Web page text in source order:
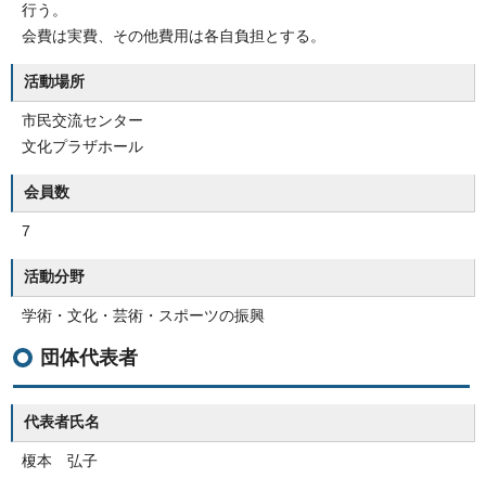
行う。
会費は実費、その他費用は各自負担とする。
活動場所
市民交流センター
文化プラザホール
会員数
7
活動分野
学術・文化・芸術・スポーツの振興
団体代表者
代表者氏名
榎本 弘子